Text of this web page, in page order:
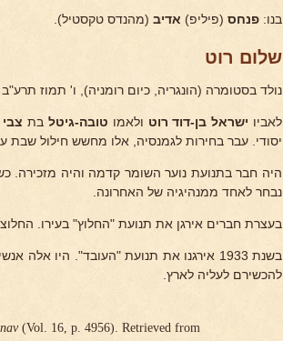
בנו: פנחס (פיליפ) אדיב (מהנדס טקסטיל).
שלום רוט
נולד בסטומרה (הונגריה, כיום רומניה), ו' תמוז תרע"ב
לאביו ישראל בן-דוד רוט ולאמו טובה-גיטל בת
יסודי. עבר בחירות לגמנסיה, אלו מחשש חילול שבת
היה חבר בתנועת נוער השומר קדמה והיה מזכירה.
נבחר לאחד ממנהיגיה של האחרונה.
בעצרת חברים אירגן את תנועת "החלוץ" בעירו.
בשנת 1933 אירגנו את תנועת "העובד".
להכשירם לעליה לארץ.
(Vol. 16, p. 4956). Retrieved from